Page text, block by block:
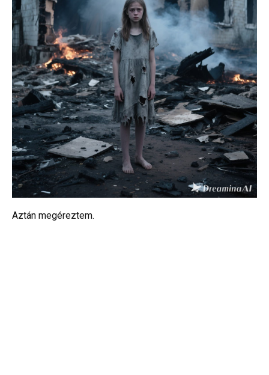
Aztán megéreztem.